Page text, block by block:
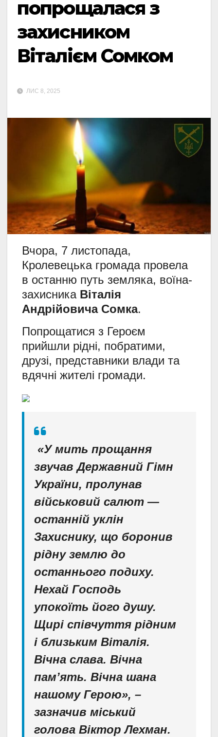
попрощалася з
захисником
Віталієм Сомком
ЛИС 8, 2025
Вчора, 7 листопада,
Кролевецька громада провела
в останню путь земляка, воїна-
захисника Віталія
Андрійовича Сомка.
Попрощатися з Героєм
прийшли рідні, побратими,
друзі, представники влади та
вдячні жителі громади.
«У мить прощання
звучав Державний Гімн
України, пролунав
військовий салют —
останній уклін
Захиснику, що боронив
рідну землю до
останнього подиху.
Нехай Господь
упокоїть його душу.
Щирі співчуття рідним
і близьким Віталія.
Вічна слава. Вічна
пам’ять. Вічна шана
нашому Герою», –
зазначив міський
голова Віктор Лехман.